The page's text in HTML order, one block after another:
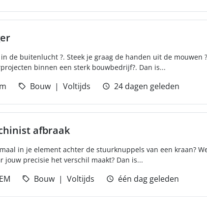
de buitenlucht ?. Steek je graag de handen uit de mouwen
binnen een sterk bouwbedrijf?. Dan is...
Bouw Voltijds 24 dagen geleden
afbraak
in je element achter de stuurknuppels van een kraan?
jouw precisie het verschil maakt? Dan is...
Bouw Voltijds één dag geleden